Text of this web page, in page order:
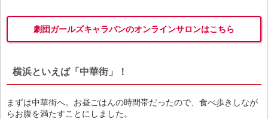
劇団ガールズキャラバンのオンラインサロンはこちら
横浜といえば「中華街」！
まずは中華街へ。お昼ごはんの時間帯だったので、食べ歩きしなが
らお腹を満たすことにしました。